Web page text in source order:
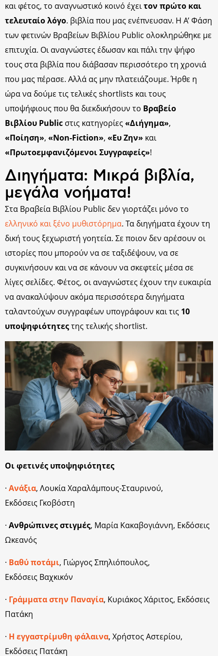
και φέτος, το αναγνωστικό κοινό έχειτον πρώτο και
τελευταίο λόγο. βιβλία που μας ενέπνευσαν. Η Α’ Φάση
των φετινών Βραβείων Βιβλίου Public ολοκληρώθηκε με
επιτυχία. Οι αναγνώστες έδωσαν και πάλι την ψήφο
τους στα βιβλία που διάβασαν περισσότερο τη χρονιά
που μας πέρασε. Αλλά ας μην πλατειάζουμε. Ήρθε η
ώρα να δούμε τις τελικές shortlists και τους
υποψήφιους που θα διεκδικήσουν το Βραβείο
Βιβλίου Public στις κατηγορίες«Διήγημα»,
«Ποίηση», «Non-Fiction», «Ευ Ζην» και
«Πρωτοεμφανιζόμενοι Συγγραφείς»!
Διηγήματα: Μικρά βιβλία,
μεγάλα νοήματα!
Στα Βραβεία Βιβλίου Public δεν γιορτάζει μόνο το
ελληνικό και ξένο μυθιστόρημα. Τα διηγήματα έχουν τη
δική τους ξεχωριστή γοητεία. Σε ποιον δεν αρέσουν οι
ιστορίες που μπορούν να σε ταξιδέψουν, να σε
συγκινήσουν και να σε κάνουν να σκεφτείς μέσα σε
λίγες σελίδες. Φέτος, οι αναγνώστες έχουν την ευκαιρία
να ανακαλύψουν ακόμα περισσότερα διηγήματα
ταλαντούχων συγγραφέων υπογράφουν και τις 10
υποψηφιότητεςτης τελικής shortlist.
Οι φετινές υποψηφιότητες
· Ανάξια, Λουκία Χαραλάμπους-Σταυρινού,
Εκδόσεις Γκοβόστη
· Ανθρώπινες στιγμές, Μαρία Κακαβογιάννη, Εκδόσεις
Ωκεανός
· Βαθύ ποτάμι, Γιώργος Σπηλιόπουλος,
Εκδόσεις Βαχκικόν
· Γράμματα στην Παναγία, Κυριάκος Χάριτος, Εκδόσεις
Πατάκη
· Η εγγαστρίμυθη φάλαινα, Χρήστος Αστερίου,
Εκδόσεις Πατάκη